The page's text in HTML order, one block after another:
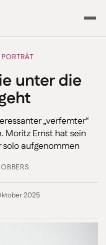
unter die
„verfemter“
Moritz Ernst hat sein
aufgenommen
2025